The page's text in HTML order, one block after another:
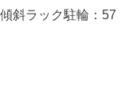
斜ラック駐輪：57